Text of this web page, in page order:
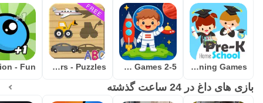
Preschool Learning Games
Toddler Learning Games 2-5
Build and Drive Cars - Puzzles
بازی های داغ در 24 ساعت گذشته